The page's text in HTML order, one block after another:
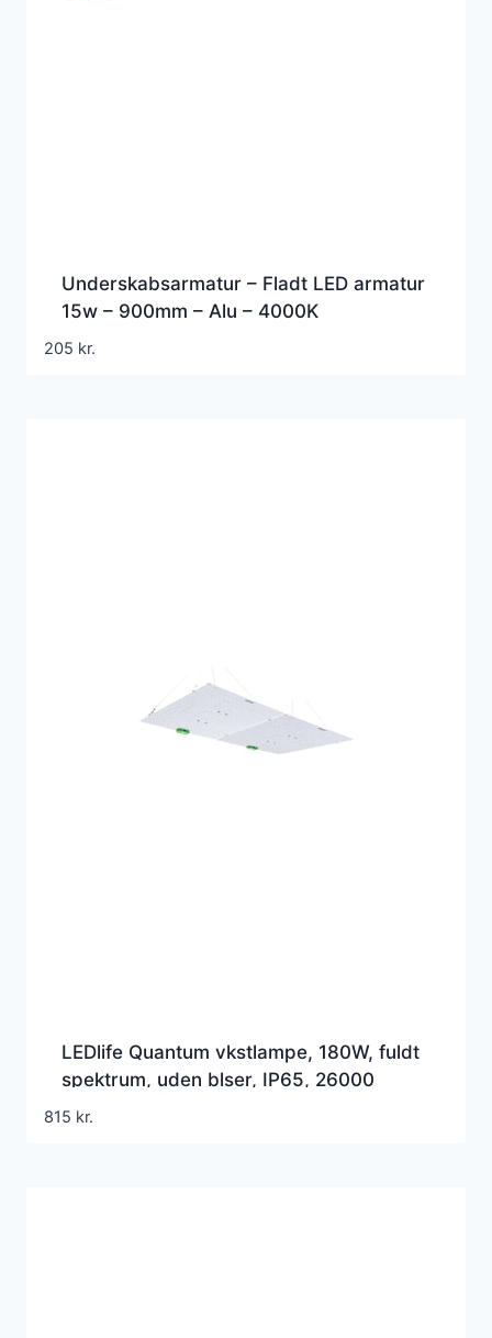
Underskabsarmatur – Fladt LED armatur
15w – 900mm – Alu – 4000K
205 kr.
LEDlife Quantum vkstlampe, 180W, fuldt
spektrum, uden blser, IP65, 26000
815 kr.